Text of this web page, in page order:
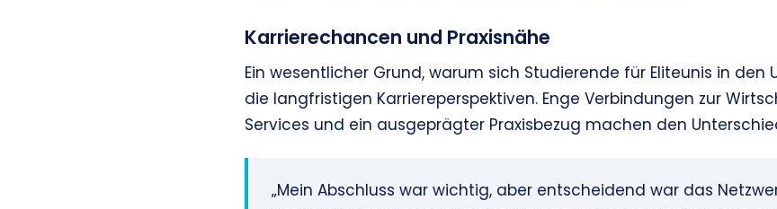
Karrierechancen und Praxisnähe
Ein wesentlicher Grund, warum sich Studierende für Eliteunis in den
die langfristigen Karriereperspektiven. Enge Verbindungen zur
Services und ein ausgeprägter Praxisbezug machen den
„Mein Abschluss war wichtig, aber entscheidend war das